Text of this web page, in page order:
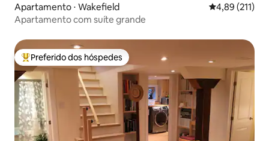
Apartamento ⋅ Wakefield 4,89 de uma
4,89 (211)
Apartamento com suíte grande
Entre os melhores preferidos dos hóspedes
Preferido dos hóspedes